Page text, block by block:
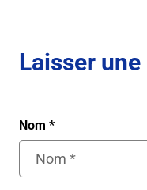
Laisser
Nom *